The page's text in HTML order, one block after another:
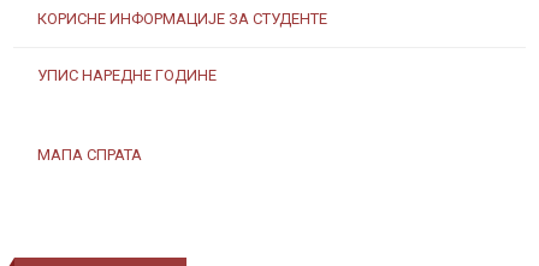
КОРИСНЕ ИНФОРМАЦИЈЕ ЗА СТУДЕНТЕ
УПИС НАРЕДНЕ ГОДИНЕ
МАПА СПРАТА